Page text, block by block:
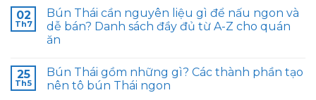
02
Th7
Bún Thái cần nguyên liệu gì để nấu ngon và
dễ bán? Danh sách đầy đủ từ A-Z cho quán
ăn
25
Th5
Bún Thái gồm những gì? Các thành phần tạo
nên tô bún Thái ngon